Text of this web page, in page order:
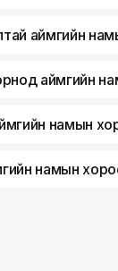
аймгийн
аймгийн
намын
намын